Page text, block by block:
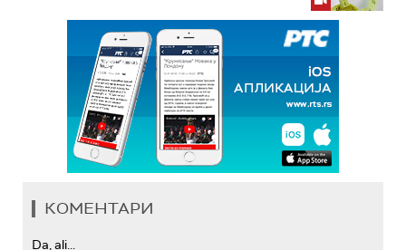
КОМЕНТАРИ
Da, ali...